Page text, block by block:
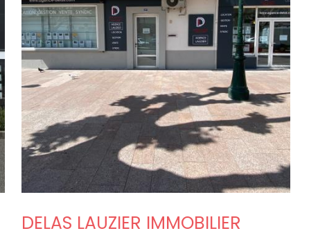
VOIR L'AGENCE
DELAS LAUZIER IMMOBILIER